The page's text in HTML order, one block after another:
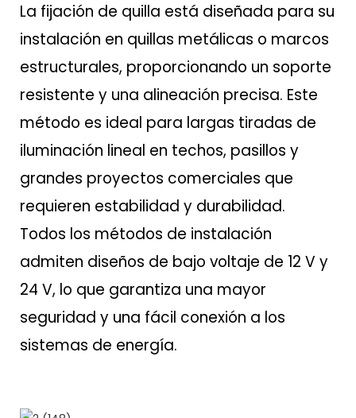
La fijación de quilla está diseñada para su
instalación en quillas metálicas o marcos
estructurales, proporcionando un soporte
resistente y una alineación precisa. Este
método es ideal para largas tiradas de
iluminación lineal en techos, pasillos y
grandes proyectos comerciales que
requieren estabilidad y durabilidad.
Todos los métodos de instalación
admiten diseños de bajo voltaje de 12 V y
24 V, lo que garantiza una mayor
seguridad y una fácil conexión a los
sistemas de energía.